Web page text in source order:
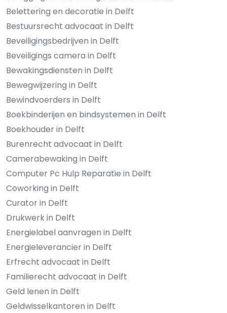
Belettering en decoratie in Delft
Bestuursrecht advocaat in Delft
Beveiligingsbedrijven in Delft
Beveiligings camera in Delft
Bewakingsdiensten in Delft
Bewegwijzering in Delft
Bewindvoerders in Delft
Boekbinderijen en bindsystemen in Delft
Boekhouder in Delft
Burenrecht advocaat in Delft
Camerabewaking in Delft
Computer Pc Hulp Reparatie in Delft
Coworking in Delft
Curator in Delft
Drukwerk in Delft
Energielabel aanvragen in Delft
Energieleverancier in Delft
Erfrecht advocaat in Delft
Familierecht advocaat in Delft
Geld lenen in Delft
Geldwisselkantoren in Delft